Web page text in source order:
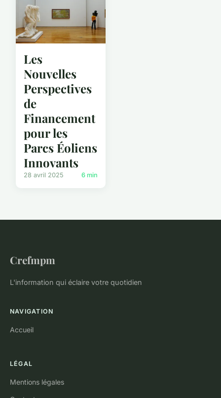
Les
Nouvelles
Perspectives
de
Financement
pour les
Parcs Éoliens
Innovants
28 avril 2025 6 min
Crefmpm
L'information qui éclaire votre quotidien
NAVIGATION
Accueil
LÉGAL
Mentions légales